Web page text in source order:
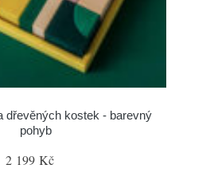
dřevěných kostek - barevný
pohyb
2 199 Kč